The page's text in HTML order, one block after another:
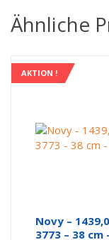
Ähnliche
AKTION !
Novy –
3773 – 38 cm